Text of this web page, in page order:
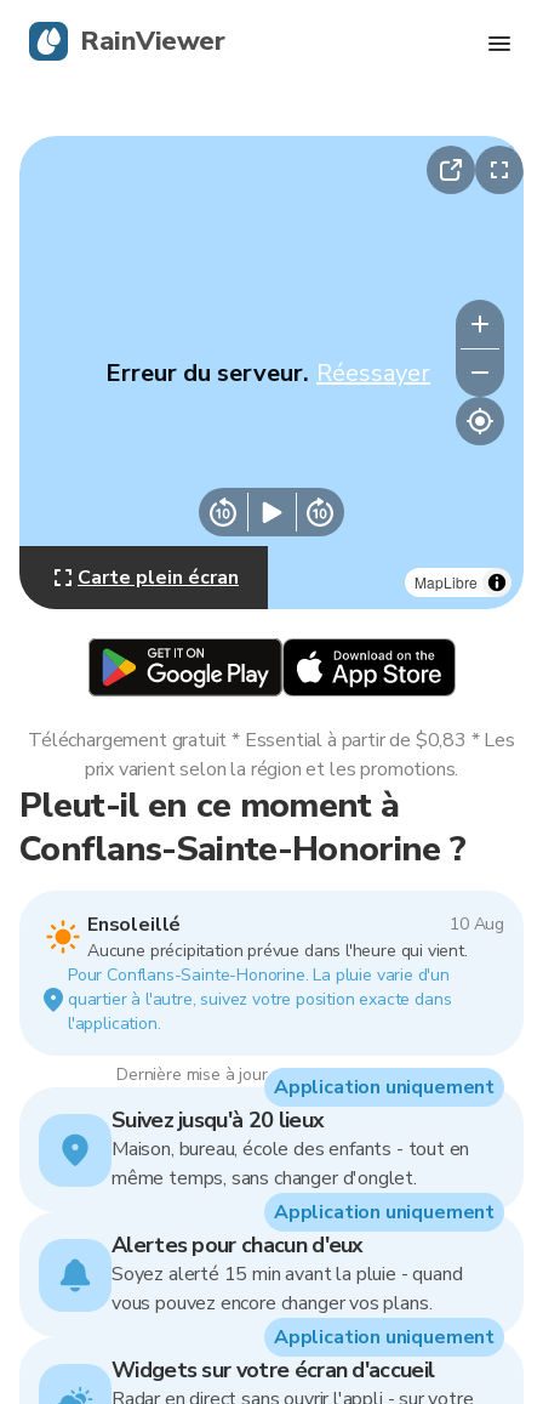
MapLibre
Erreur du serveur. Réessayer
Carte plein écran
Pleut-il en ce moment à
Conflans-Sainte-Honorine ?
Ensoleillé
10 Aug
Aucune précipitation prévue dans l'heure qui vient.
Pour Conflans-Sainte-Honorine. La pluie varie d'un
quartier à l'autre, suivez votre position exacte dans
l'application.
Dernière mise à jour : 07:00, 10 Aug 2026
Téléchargement gratuit * Essential à partir de $0,83 * Les
prix varient selon la région et les promotions.
Suivez jusqu'à 20 lieux
Maison, bureau, école des enfants - tout en
même temps, sans changer d'onglet.
Application uniquement
Alertes pour chacun d'eux
Soyez alerté 15 min avant la pluie - quand
vous pouvez encore changer vos plans.
Application uniquement
Widgets sur votre écran d'accueil
Application uniquement
RainViewer